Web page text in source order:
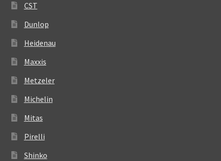
CST
Dunlop
Heidenau
Maxxis
Metzeler
Michelin
Mitas
Pirelli
Shinko